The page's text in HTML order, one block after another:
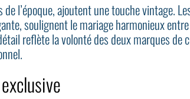
l’époque, ajoutent une touche vintage.
soulignent le mariage harmonieux
reflète la volonté des deux marques de